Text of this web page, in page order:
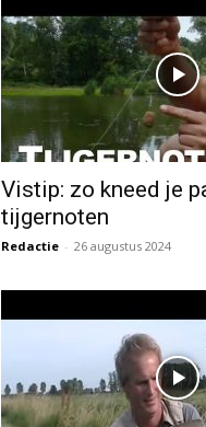
Vistip: zo kneed je
tijgernoten
Redactie - 26 augustus 2024